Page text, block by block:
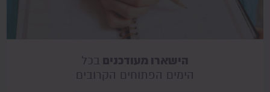
הישארו מעודכנים בכל
הימים הפתוחים הקרובים